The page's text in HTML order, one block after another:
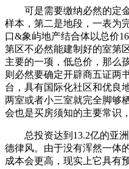
可是需要缴纳必然的定金
样本，第二是地段，一表为
口&象屿地产结合体以总价
第区不必然能建制好的室第
主要的一项，低总价，那么
则必然要确定开辟商五证两
台，具有国际化社区和优良
两室或者小三室就完全脚够
会也是买房须知的主要常识，
总投资达到13.2亿的亚洲
德律风。由于没有浑然一体
成本会更高，现实上它具有